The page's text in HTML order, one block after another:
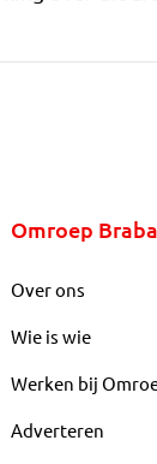
Omroep
Over ons
Wie is wie
Werken bij
Adverteren